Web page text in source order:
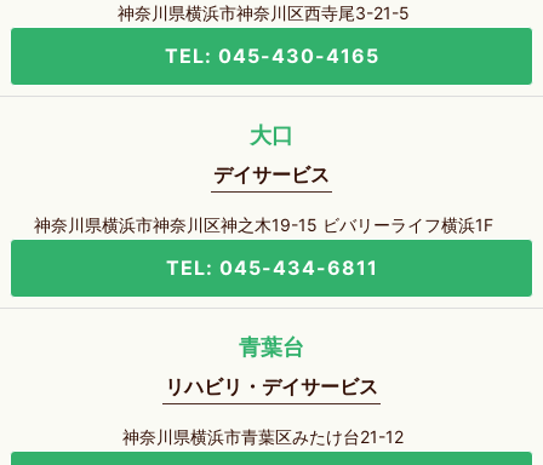
神奈川県横浜市神奈川区西寺尾3-21-5
TEL: 045-430-4165
大口
デイサービス
神奈川県横浜市神奈川区神之木19-15 ビバリーライフ横浜1F
TEL: 045-434-6811
青葉台
リハビリ・デイサービス
神奈川県横浜市青葉区みたけ台21-12